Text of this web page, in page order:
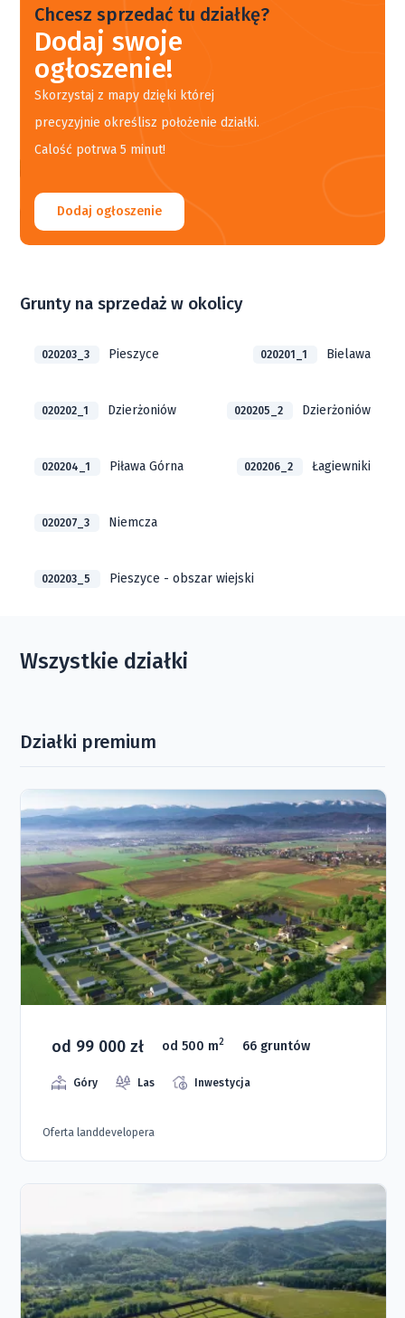
Chcesz sprzedać tu działkę?
Dodaj swoje
ogłoszenie!
Skorzystaj z mapy dzięki której
precyzyjnie określisz położenie działki.
Calość potrwa 5 minut!
Dodaj ogłoszenie
Grunty na sprzedaż w okolicy
020203_3 Pieszyce 020201_1 Bielawa
020202_1 Dzierżoniów 020205_2 Dzierżoniów
020204_1 Piława Górna 020206_2 Łagiewniki
020207_3 Niemcza
020203_5 Pieszyce - obszar wiejski
Wszystkie działki
Działki premium
od 99 000 zł od 500 m2 66 gruntów
Góry Las Inwestycja
Oferta landdevelopera